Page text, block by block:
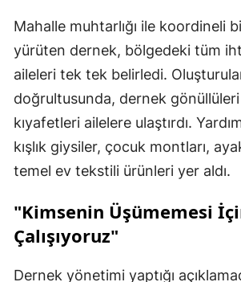
Mahalle muhtarlığı ile koordineli
yürüten dernek, bölgedeki tüm
aileleri tek tek belirledi.
doğrultusunda, dernek gönüllüleri
kıyafetleri ailelere ulaştırdı.
kışlık giysiler, çocuk montları,
temel ev tekstili ürünleri yer aldı.
"Kimsenin Üşümemesi
Çalışıyoruz"
Dernek yönetimi yaptığı